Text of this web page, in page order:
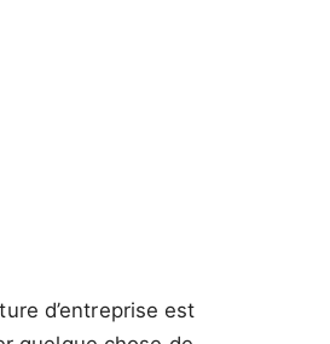
d’entreprise est